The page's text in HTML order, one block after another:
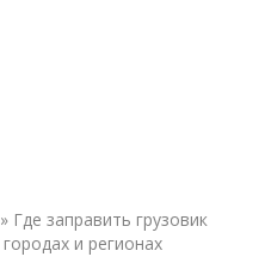
» Где заправить грузовик
и регионах